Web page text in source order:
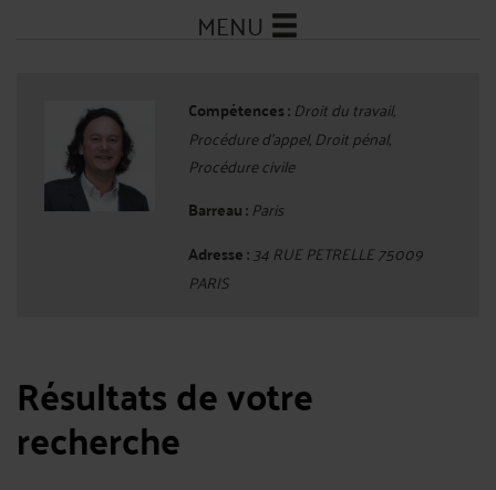
MENU
Compétences : Droit du travail,
Procédure d'appel, Droit pénal,
Procédure civile
Barreau : Paris
Adresse :34 RUE PETRELLE 75009
PARIS
Résultats de votre
recherche